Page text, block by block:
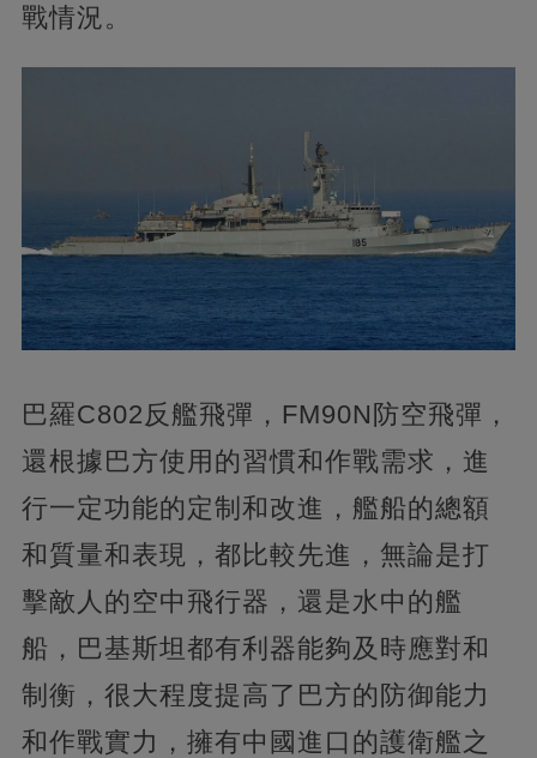
戰情況。
巴羅C802反艦飛彈，FM90N防空飛彈，
還根據巴方使用的習慣和作戰需求，進
行一定功能的定制和改進，艦船的總額
和質量和表現，都比較先進，無論是打
擊敵人的空中飛行器，還是水中的艦
船，巴基斯坦都有利器能夠及時應對和
制衡，很大程度提高了巴方的防御能力
和作戰實力，擁有中國進口的護衛艦之